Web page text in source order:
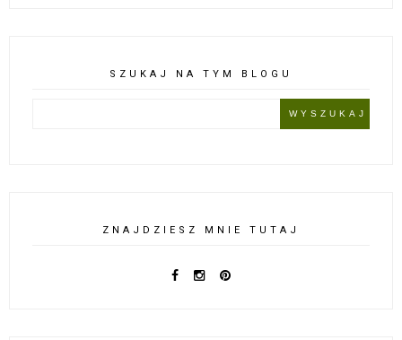
SZUKAJ NA TYM BLOGU
ZNAJDZIESZ MNIE TUTAJ